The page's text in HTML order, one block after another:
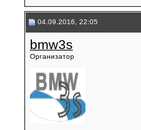
04.09.2016, 22:05
bmw3s
Организатор